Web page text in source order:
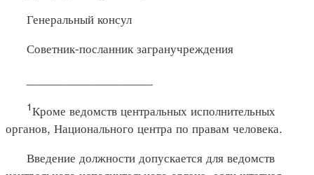
Генеральный консул
Советник-посланник загранучреждения
1Кроме ведомств центральных исполнительных
органов, Национального центра по правам человека.
Введение должности допускается для ведомств